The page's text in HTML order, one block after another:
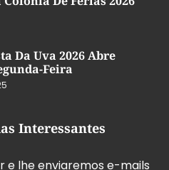
Da Uva 2026 Abre
Feira
Interessantes
e lhe enviaremos e-mails